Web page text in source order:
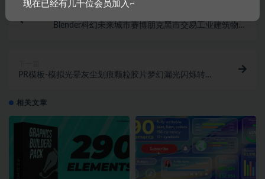
Blender科幻未来城市赛博朋克黑市交易工业建筑物场
PR模板-模拟光晕灰尘划痕颗粒胶片梦幻漏光闪烁转场
相关文章
现在已经有几千位会员加入~